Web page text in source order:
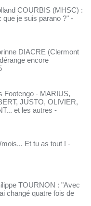
COURBIS (MHSC) :
je suis parano ?" -
DIACRE (Clermont
encore
Footengo - MARIUS,
JUSTO, OLIVIER,
et les autres -
Et tu as tout ! -
TOURNON : "Avec
changé quatre fois de